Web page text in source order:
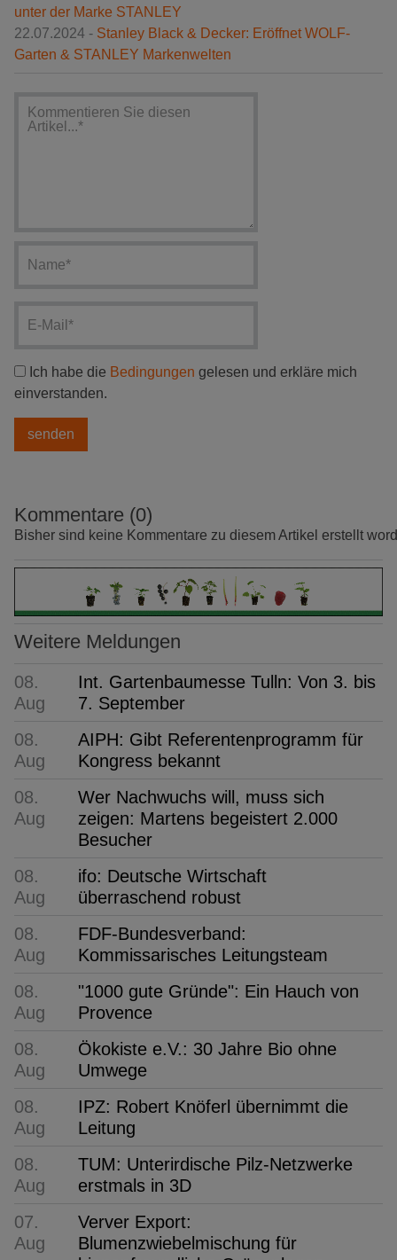
unter der Marke STANLEY
22.07.2024 - Stanley Black & Decker: Eröffnet WOLF-
Garten & STANLEY Markenwelten
Ich habe die Bedingungen gelesen und erkläre mich
einverstanden.
Kommentare (0)
Bisher sind keine Kommentare zu diesem Artikel erstellt
Weitere Meldungen
08.
Aug
Int. Gartenbaumesse Tulln: Von 3. bis
7. September
08.
Aug
AIPH: Gibt Referentenprogramm für
Kongress bekannt
08.
Aug
Wer Nachwuchs will, muss sich
zeigen: Martens begeistert 2.000
Besucher
08.
Aug
ifo: Deutsche Wirtschaft
überraschend robust
08.
Aug
FDF-Bundesverband:
Kommissarisches Leitungsteam
08.
Aug
"1000 gute Gründe": Ein Hauch von
Provence
08.
Aug
Ökokiste e.V.: 30 Jahre Bio ohne
Umwege
08.
Aug
IPZ: Robert Knöferl übernimmt die
Leitung
08.
Aug
TUM: Unterirdische Pilz-Netzwerke
erstmals in 3D
07.
Aug
Verver Export:
Blumenzwiebelmischung für